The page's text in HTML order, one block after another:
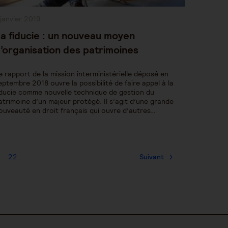
fiducie : un nouveau moyen
des patrimoines
rapport de la mission interministérielle déposé en
2018 ouvre la possibilité de faire appel à la
comme nouvelle technique de gestion du
d’un majeur protégé. Il s’agit d’une grande
en droit français qui ouvre d’autres…
22 Suivant